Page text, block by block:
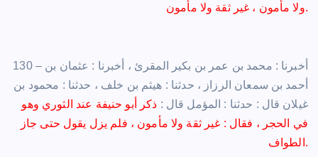
ولا مأمون ، غير ثقة ولا مأمون.
130 – أخبرنا : محمد بن عمر بن بكير المقرئ ، أخبرنا : عثمان بن
أحمد بن سمعان الرزاز ، حدثنا : هيثم بن خلف ، حدثنا : محمود بن
غيلان قال : حدثنا : المؤمل قال : ذكر أبو حنيفة عند الثوري وهو
في الحجر ، فقال : غير ثقة ولا مأمون ، فلم يزل يقول حتى جاز
الطواف.